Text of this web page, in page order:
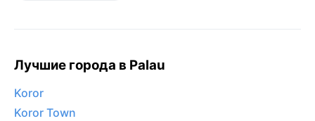
Лучшие города в Palau
Koror
Koror Town